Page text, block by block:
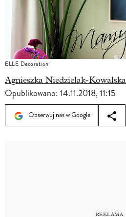
ELLE Decoration
Agnieszka Niedzielak-Kowalska
Opublikowano:14.11.2018, 11:15
Obserwuj nas w Google